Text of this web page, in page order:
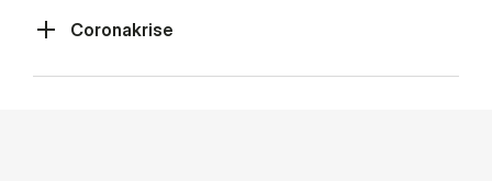
Coronakrise